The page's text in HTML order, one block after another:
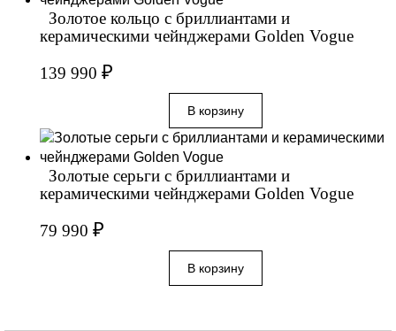
Золотое кольцо с бриллиантами и
керамическими чейнджерами Golden Vogue
139 990 ₽
Золотые серьги с бриллиантами и
керамическими чейнджерами Golden Vogue
79 990 ₽